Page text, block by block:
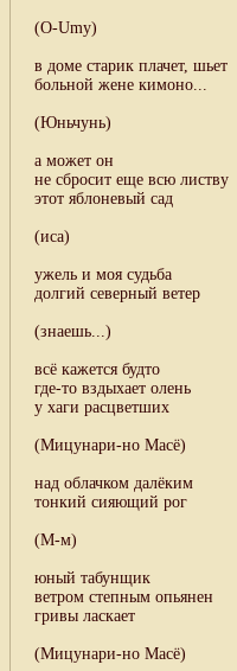
(O-Umy)
в доме старик плачет, шьет
больной жене кимоно...
(Юньчунь)
а может он
не сбросит еще всю листву
этот яблоневый сад
(иса)
ужель и моя судьба
долгий северный ветер
(знаешь...)
всё кажется будто
где-то вздыхает олень
у хаги расцветших
(Мицунари-но Масё)
над облачком далёким
тонкий сияющий рог
(М-м)
юный табунщик
ветром степным опьянен
гривы ласкает
(Мицунари-но Масё)